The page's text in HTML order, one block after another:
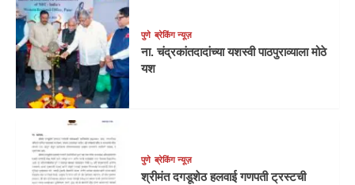
पुणे ब्रेकिंग न्यूज़
ना. चंद्रकांतदादांच्या यशस्वी पाठपुराव्याला मोठे
यश
पुणे ब्रेकिंग न्यूज़
श्रीमंत दगडूशेठ हलवाई गणपती ट्रस्टची